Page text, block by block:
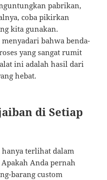
pabrikan,
coba pikirkan
kita gunakan.
bahwa benda-
yang sangat rumit
ini adalah hasil dari
hebat.
di Setiap
hanya terlihat dalam
Anda pernah
barang custom